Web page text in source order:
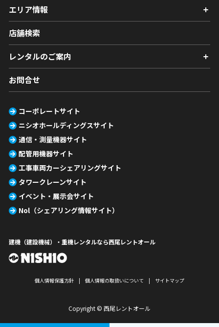
エリア情報
店舗検索
レンタルのご案内
お問合せ
コーポレートサイト
ニシオホールディングスサイト
通信・測量機器サイト
配管用機器サイト
工事車両カーシェアリングサイト
タワークレーンサイト
イベント・展示会サイト
Nol（シェアリング情報サイト）
建機（建設機械）・重機レンタルなら西尾レントオール
個人情報保護方針 個人情報の取扱いについて サイトマップ
Copyright © 西尾レントオール